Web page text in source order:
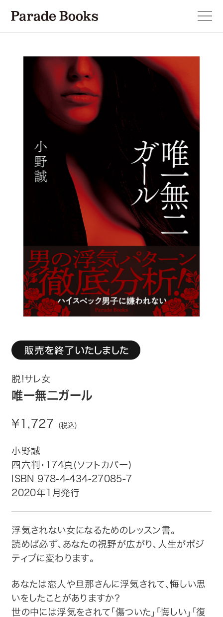
本を探す
新刊・近刊のお知らせ
おすすめ！この一冊。
小説
エッセイ・詩・ノンフィクション
趣味・カルチャー
生活・健康
論文・学術書・参考書
絵本・児童書
社会・思想・哲学
写真集
トップ
自費出版したい方
メディア紹介
購入方法
お問い合わせ
画像・文章の使用について
脱!サレ女
唯一無二ガール
¥1,727 (税込)
小野誠
四六判・174頁(ソフトカバー)
ISBN 978-4-434-27085-7
2020年1月発行
浮気されない女になるためのレッスン書。
読めば必ず、あなたの視野が広がり、人生がポジ
ティブに変わります。
あなたは恋人や旦那さんに浮気されて、悔しい思
いをしたことがありますか?
世の中には浮気をされて「傷ついた」「悔しい」「復